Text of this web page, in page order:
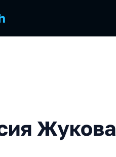
Жукова